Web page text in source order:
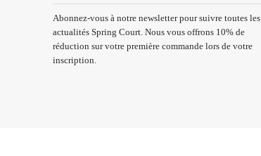
Abonnez-vous à notre newsletter pour suivre toutes les
actualités Spring Court. Nous vous offrons 10% de
réduction sur votre première commande lors de votre
inscription.